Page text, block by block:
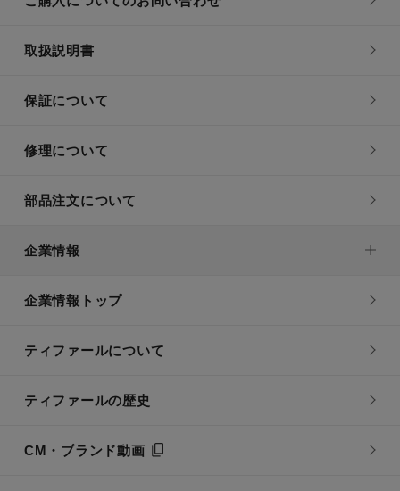
取扱説明書
保証について
修理について
部品注文について
企業情報
企業情報トップ
ティファールについて
ティファールの歴史
CM・ブランド動画